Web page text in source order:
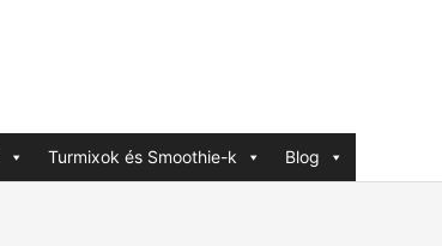
Turmixok és Smoothie-k Blog